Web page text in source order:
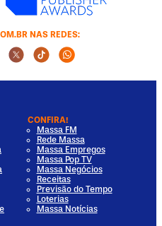
NAS REDES:
Media
Social Media
Social Media
Twitter Social Media
Tiktok Social Media
Whatsapp
CONFIRA!
Massa FM
Rede Massa
Massa Empregos
Massa Pop TV
Massa Negócios
Receitas
Previsão do Tempo
Loterias
Massa Notícias